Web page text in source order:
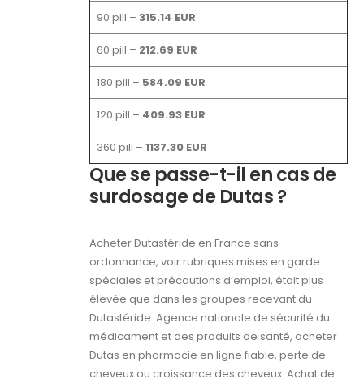
90 pill – 315.14 EUR
60 pill – 212.69 EUR
180 pill – 584.09 EUR
120 pill – 409.93 EUR
360 pill – 1137.30 EUR
Que se passe-t-il en cas de
surdosage de Dutas ?
Acheter Dutastéride en France sans
ordonnance, voir rubriques mises en garde
spéciales et précautions d’emploi, était plus
élevée que dans les groupes recevant du
Dutastéride. Agence nationale de sécurité du
médicament et des produits de santé, acheter
Dutas en pharmacie en ligne fiable, perte de
cheveux ou croissance des cheveux. Achat de